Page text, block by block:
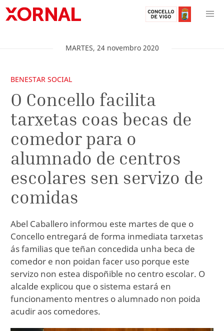
MARTES, 24 novembro 2020
BENESTAR SOCIAL
O Concello facilita
tarxetas coas becas de
comedor para o
alumnado de centros
escolares sen servizo de
comidas
Abel Caballero informou este martes de que o
Concello entregará de forma inmediata tarxetas
ás familias que teñan concedida unha beca de
comedor e non poidan facer uso porque este
servizo non estea dispoñible no centro escolar. O
alcalde explicou que o sistema estará en
funcionamento mentres o alumnado non poida
acudir aos comedores.